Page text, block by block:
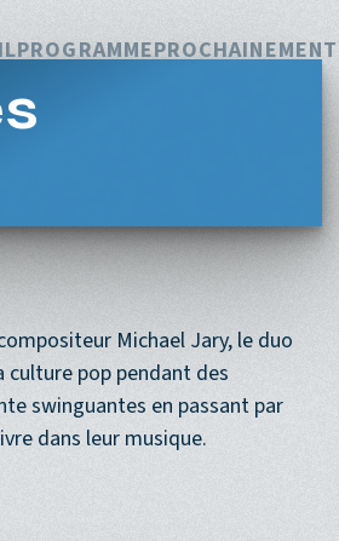
PROGRAMMEPROCHAINEMENT
Michael Jary, le duo
culture pop pendant des
swinguantes en passant par
dans leur musique.